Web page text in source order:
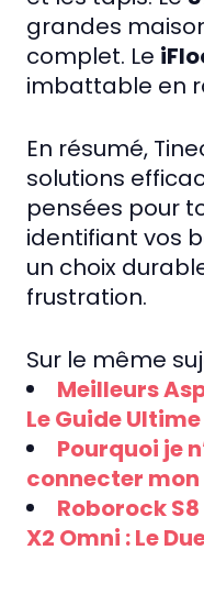
grandes
complet. Le
imbattable en
En résumé,
solutions
pensées pour
identifiant vos
un choix
frustration.
Sur le même
Meilleurs
Le Guide Ultime
Pourquoi je
connecter mon
Roborock
X2 Omni : Le